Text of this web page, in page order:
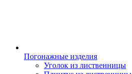
Погонажные изделия
Уголок из лиственницы